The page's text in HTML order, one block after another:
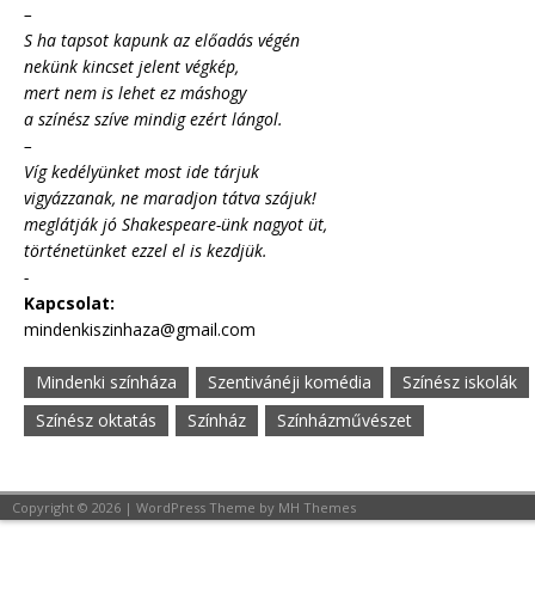
–
S ha tapsot kapunk az előadás végén
nekünk kincset jelent végkép,
mert nem is lehet ez máshogy
a színész szíve mindig ezért lángol.
–
Víg kedélyünket most ide tárjuk
vigyázzanak, ne maradjon tátva szájuk!
meglátják jó Shakespeare-ünk nagyot üt,
történetünket ezzel el is kezdjük.
-
Kapcsolat:
mindenkiszinhaza@gmail.com
Mindenki színháza Szentivánéji komédia
Színész iskolák
Színész oktatás
Színház Színházművészet
Copyright © 2026 | WordPress Theme by MH Themes